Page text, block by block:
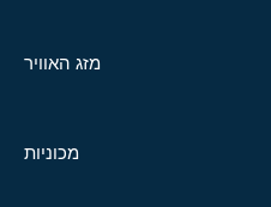
מזג האוויר
מכוניות